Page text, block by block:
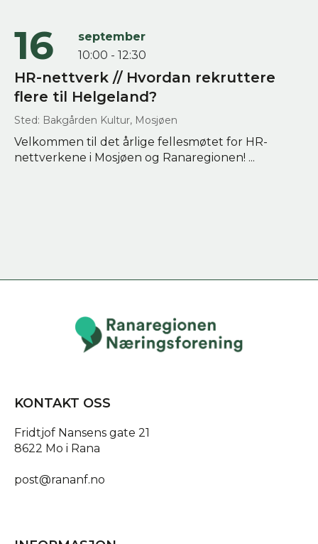
16
september
10:00 - 12:30
HR-nettverk // Hvordan rekruttere
flere til Helgeland?
Sted: Bakgården Kultur, Mosjøen
Velkommen til det årlige fellesmøtet for HR-
nettverkene i Mosjøen og Ranaregionen! ...
KONTAKT OSS
Fridtjof Nansens gate 21
8622 Mo i Rana
post@rananf.no